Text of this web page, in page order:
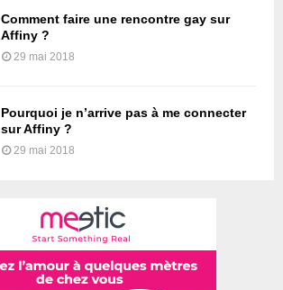
Comment faire une rencontre gay sur
Affiny ?
29 mai 2018
Pourquoi je n’arrive pas à me connecter
sur Affiny ?
29 mai 2018